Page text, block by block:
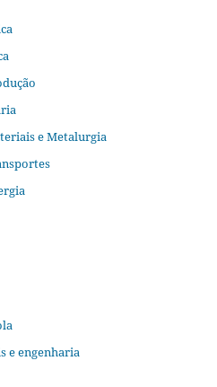
e Metalurgia
e engenharia